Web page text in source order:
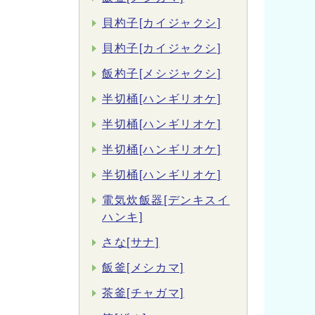
貝杓子[カイジャクシ]
貝杓子[カイジャクシ]
飯杓子[メシジャクシ]
半切桶[ハンギリオケ]
半切桶[ハンギリオケ]
半切桶[ハンギリオケ]
半切桶[ハンギリオケ]
電気炊飯器[デンキスイ
ハンキ]
さな[サナ]
飯釜[メシカマ]
茶釜[チャガマ]